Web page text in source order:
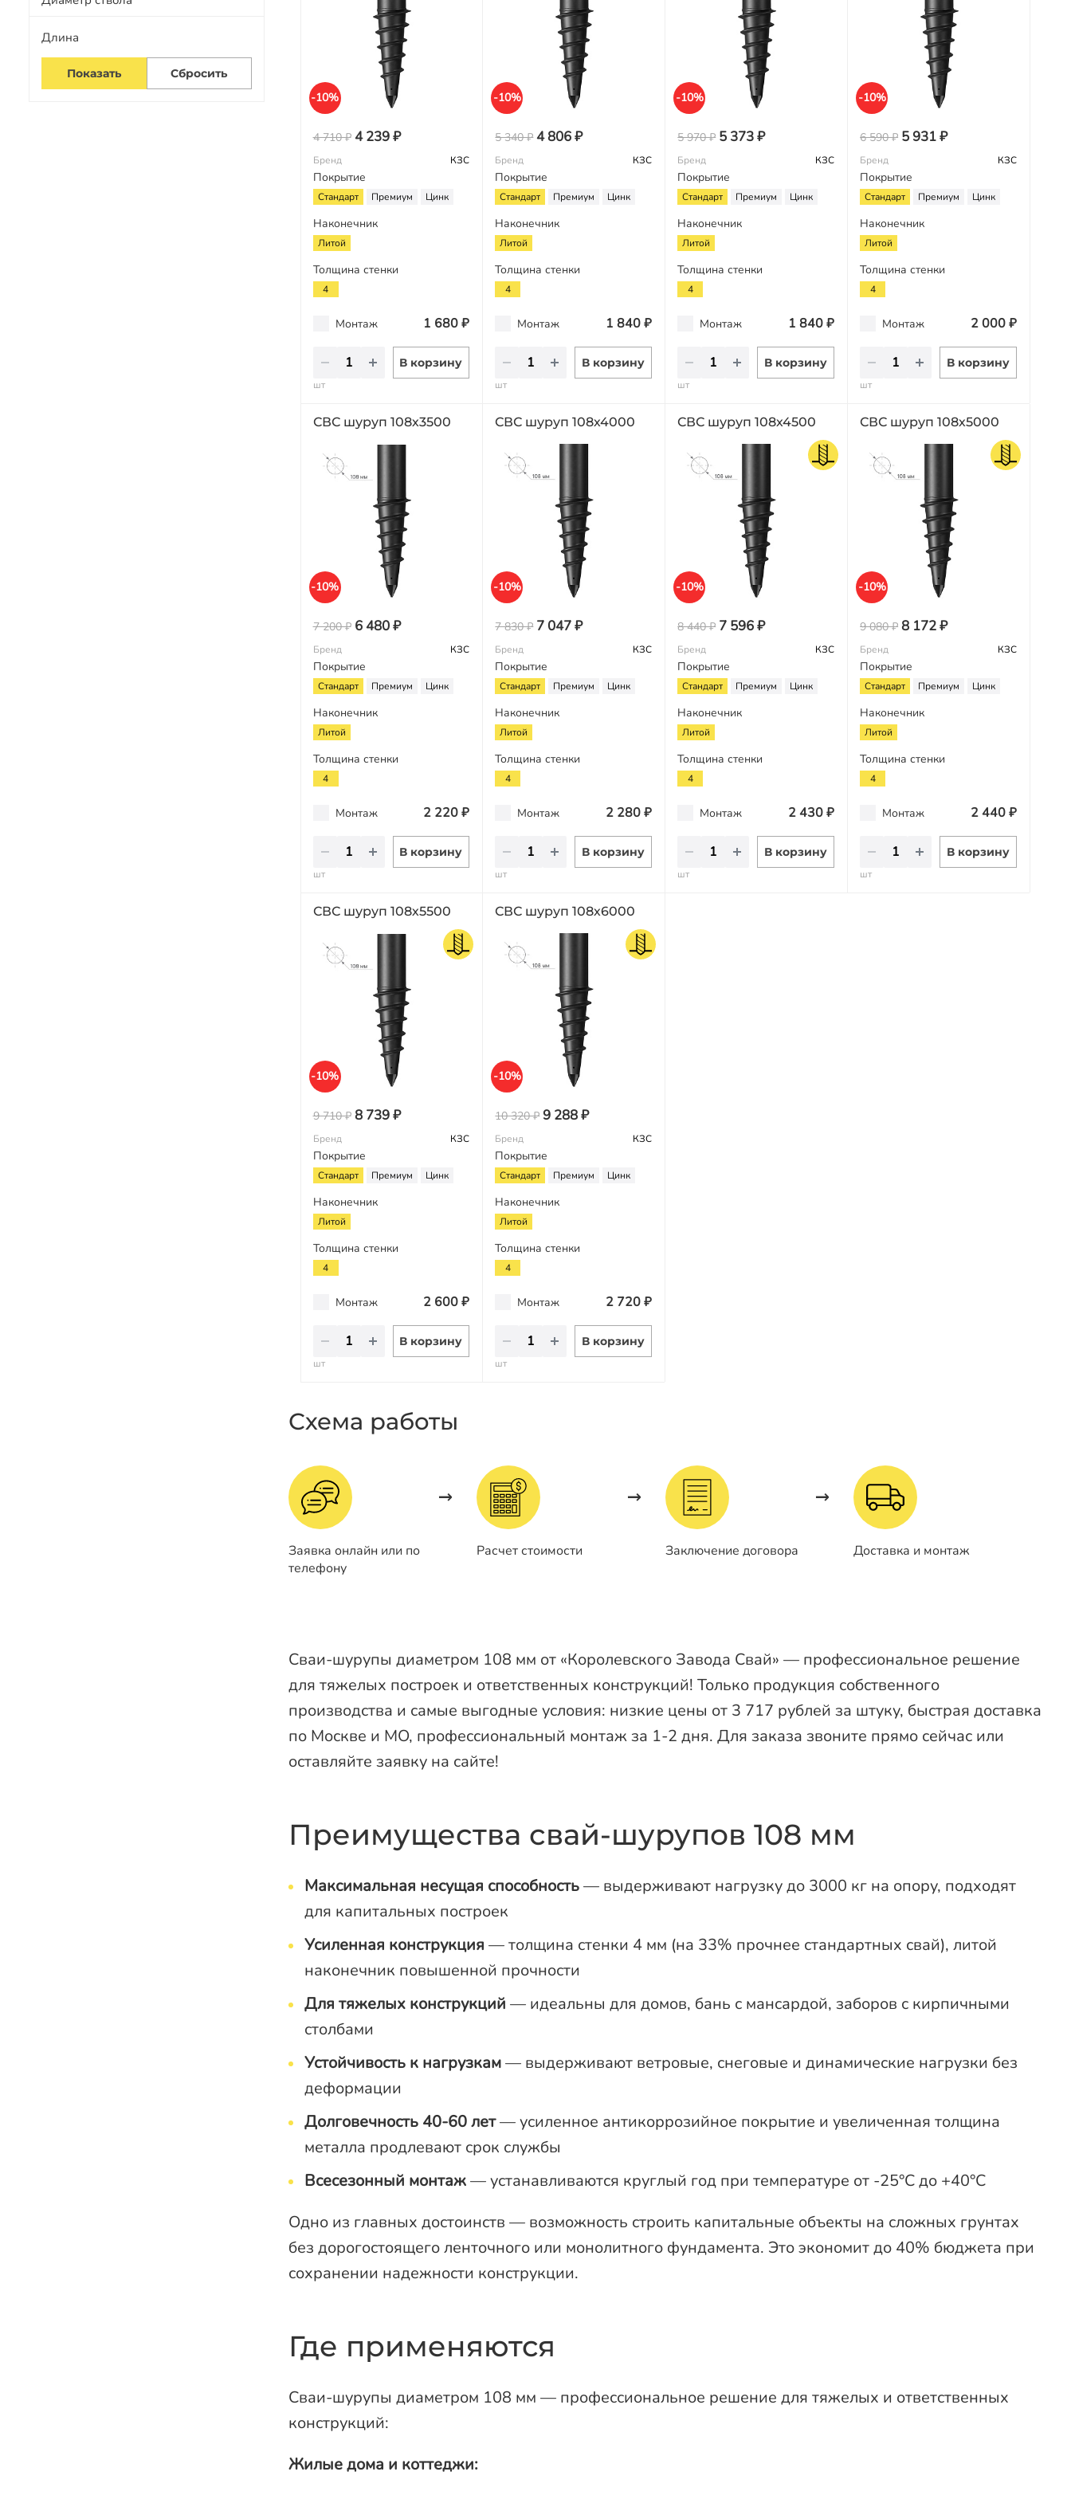
Длина
-10%
4 710 ₽ 4 239 ₽
Бренд КЗС
Покрытие
Стандарт Премиум Цинк
Наконечник
Литой
Толщина стенки
4
Монтаж 1 680 ₽
В корзину
шт
-10%
5 340 ₽ 4 806 ₽
Бренд КЗС
Покрытие
Стандарт Премиум Цинк
Наконечник
Литой
Толщина стенки
4
Монтаж 1 840 ₽
В корзину
шт
-10%
5 970 ₽ 5 373 ₽
Бренд КЗС
Покрытие
Стандарт Премиум Цинк
Наконечник
Литой
Толщина стенки
4
Монтаж 1 840 ₽
В корзину
шт
-10%
6 590 ₽ 5 931 ₽
Бренд КЗС
Покрытие
Стандарт Премиум Цинк
Наконечник
Литой
Толщина стенки
4
Монтаж 2 000 ₽
В корзину
шт
СВС шуруп 108х3500
-10%
7 200 ₽ 6 480 ₽
Бренд КЗС
Покрытие
Стандарт Премиум Цинк
Наконечник
Литой
Толщина стенки
4
Монтаж 2 220 ₽
В корзину
шт
СВС шуруп 108х4000
-10%
7 830 ₽ 7 047 ₽
Бренд КЗС
Покрытие
Стандарт Премиум Цинк
Наконечник
Литой
Толщина стенки
4
Монтаж 2 280 ₽
В корзину
шт
СВС шуруп 108х4500
-10%
8 440 ₽ 7 596 ₽
Бренд КЗС
Покрытие
Стандарт Премиум Цинк
Наконечник
Литой
Толщина стенки
4
Монтаж 2 430 ₽
В корзину
шт
СВС шуруп 108х5000
-10%
9 080 ₽ 8 172 ₽
Бренд КЗС
Покрытие
Стандарт Премиум Цинк
Наконечник
Литой
Толщина стенки
4
Монтаж 2 440 ₽
В корзину
шт
СВС шуруп 108х5500
-10%
9 710 ₽ 8 739 ₽
Бренд КЗС
Покрытие
Стандарт Премиум Цинк
Наконечник
Литой
Толщина стенки
4
Монтаж 2 600 ₽
В корзину
шт
СВС шуруп 108х6000
-10%
10 320 ₽ 9 288 ₽
Бренд КЗС
Покрытие
Стандарт Премиум Цинк
Наконечник
Литой
Толщина стенки
4
Монтаж 2 720 ₽
В корзину
шт
Схема работы
Заявка онлайн или по
телефону
Расчет стоимости Заключение договора Доставка и монтаж
Сваи-шурупы диаметром 108 мм от «Королевского Завода Свай» — профессиональное решение
для тяжелых построек и ответственных конструкций! Только продукция собственного
производства и самые выгодные условия: низкие цены от 3 717 рублей за штуку, быстрая доставка
по Москве и МО, профессиональный монтаж за 1-2 дня. Для заказа звоните прямо сейчас или
оставляйте заявку на сайте!
Преимущества свай-шурупов 108 мм
Максимальная несущая способность— выдерживают нагрузку до 3000 кг на опору, подходят
для капитальных построек
Усиленная конструкция — толщина стенки 4 мм (на 33% прочнее стандартных свай), литой
наконечник повышенной прочности
Для тяжелых конструкций — идеальны для домов, бань с мансардой, заборов с кирпичными
столбами
Устойчивость к нагрузкам— выдерживают ветровые, снеговые и динамические нагрузки без
деформации
Долговечность 40-60 лет— усиленное антикоррозийное покрытие и увеличенная толщина
металла продлевают срок службы
Всесезонный монтаж— устанавливаются круглый год при температуре от -25°C до +40°C
Одно из главных достоинств — возможность строить капитальные объекты на сложных грунтах
без дорогостоящего ленточного или монолитного фундамента. Это экономит до 40% бюджета при
сохранении надежности конструкции.
Где применяются
Сваи-шурупы диаметром 108 мм — профессиональное решение для тяжелых и ответственных
конструкций:
Жилые дома и коттеджи: